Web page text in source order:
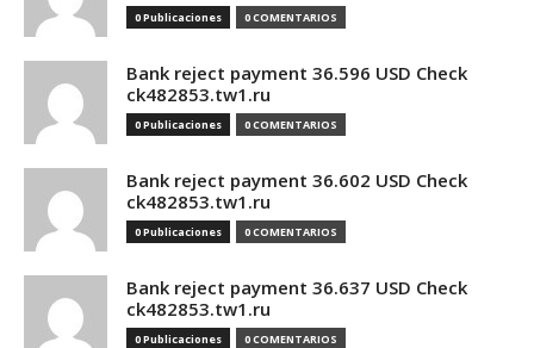
0 Publicaciones 0 COMENTARIOS
Bank reject payment 36.596 USD Check
ck482853.tw1.ru
0 Publicaciones 0 COMENTARIOS
Bank reject payment 36.602 USD Check
ck482853.tw1.ru
0 Publicaciones 0 COMENTARIOS
Bank reject payment 36.637 USD Check
ck482853.tw1.ru
0 Publicaciones 0 COMENTARIOS